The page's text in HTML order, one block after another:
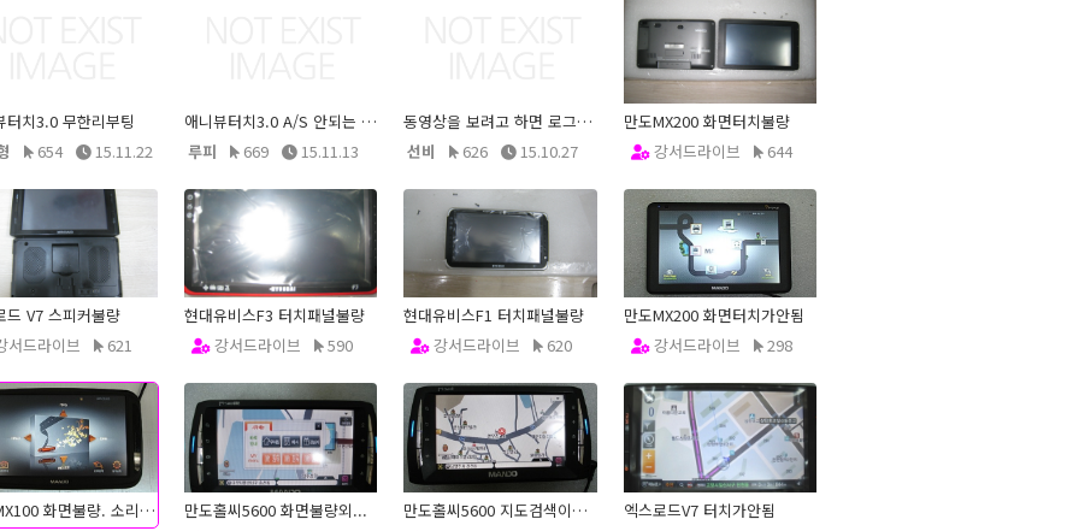
터치3.0 무한리부팅
654 15.11.22
애니뷰터치3.0 A/S 안되는 문제
루피
669 15.11.13
동영상을 보려고 하면 로그인 비밀번호창이 떠요
선비
626 15.10.27
만도MX200 화면터치불량
강서드라이브
644
드 V7 스피커불량
서드라이브
621
현대유비스F3 터치패널불량
강서드라이브
590
현대유비스F1 터치패널불량
강서드라이브
620
만도MX200 화면터치가안됨
강서드라이브
298
만도MX100 화면불량. 소리불량
만도홀씨5600 화면불량외...
만도홀씨5600 지도검색이안됨
엑스로드V7 터치가안됨